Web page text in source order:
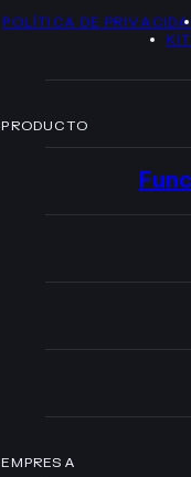
POLÍTICA DE
PRODUCTO
EMPRESA